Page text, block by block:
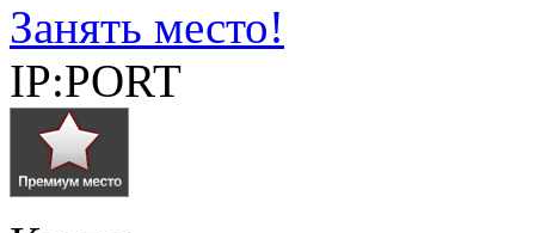
Занять место!
IP:PORT